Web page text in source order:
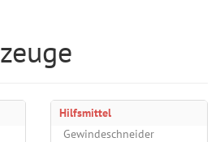
Hilfsmittel
Gewindeschneider